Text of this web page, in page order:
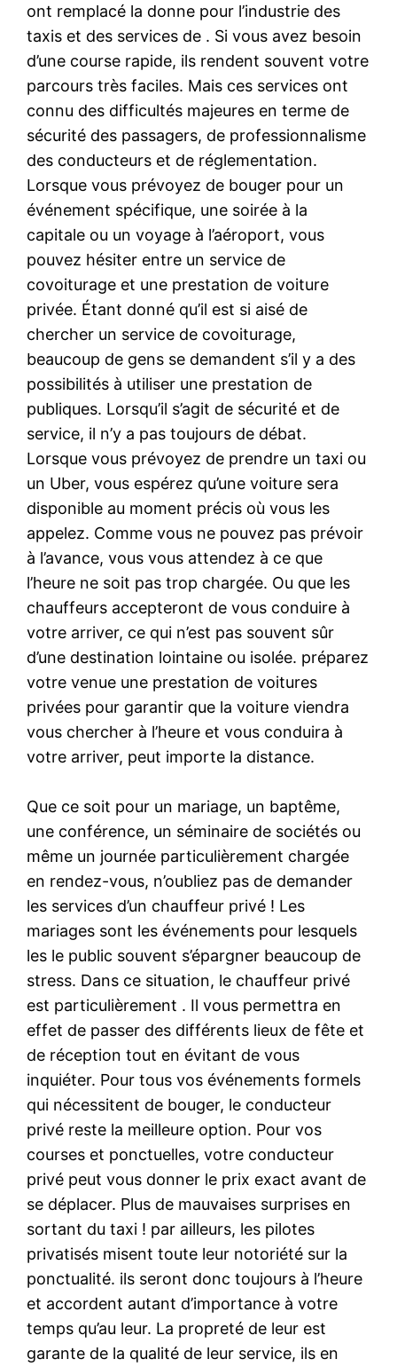
ont remplacé la donne pour l’industrie des
taxis et des services de . Si vous avez besoin
d’une course rapide, ils rendent souvent votre
parcours très faciles. Mais ces services ont
connu des difficultés majeures en terme de
sécurité des passagers, de professionnalisme
des conducteurs et de réglementation.
Lorsque vous prévoyez de bouger pour un
événement spécifique, une soirée à la
capitale ou un voyage à l’aéroport, vous
pouvez hésiter entre un service de
covoiturage et une prestation de voiture
privée. Étant donné qu’il est si aisé de
chercher un service de covoiturage,
beaucoup de gens se demandent s’il y a des
possibilités à utiliser une prestation de
publiques. Lorsqu’il s’agit de sécurité et de
service, il n’y a pas toujours de débat.
Lorsque vous prévoyez de prendre un taxi ou
un Uber, vous espérez qu’une voiture sera
disponible au moment précis où vous les
appelez. Comme vous ne pouvez pas prévoir
à l’avance, vous vous attendez à ce que
l’heure ne soit pas trop chargée. Ou que les
chauffeurs accepteront de vous conduire à
votre arriver, ce qui n’est pas souvent sûr
d’une destination lointaine ou isolée. préparez
votre venue une prestation de voitures
privées pour garantir que la voiture viendra
vous chercher à l’heure et vous conduira à
votre arriver, peut importe la distance.
Que ce soit pour un mariage, un baptême,
une conférence, un séminaire de sociétés ou
même un journée particulièrement chargée
en rendez-vous, n’oubliez pas de demander
les services d’un chauffeur privé ! Les
mariages sont les événements pour lesquels
les le public souvent s’épargner beaucoup de
stress. Dans ce situation, le chauffeur privé
est particulièrement . Il vous permettra en
effet de passer des différents lieux de fête et
de réception tout en évitant de vous
inquiéter. Pour tous vos événements formels
qui nécessitent de bouger, le conducteur
privé reste la meilleure option. Pour vos
courses et ponctuelles, votre conducteur
privé peut vous donner le prix exact avant de
se déplacer. Plus de mauvaises surprises en
sortant du taxi ! par ailleurs, les pilotes
privatisés misent toute leur notoriété sur la
ponctualité. ils seront donc toujours à l’heure
et accordent autant d’importance à votre
temps qu’au leur. La propreté de leur est
garante de la qualité de leur service, ils en